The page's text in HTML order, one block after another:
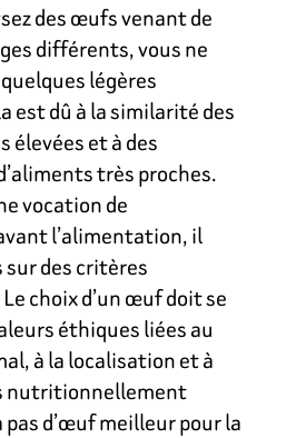
des œufs venant de
différents, vous ne
légères
est dû à la similarité des
élevées et à des
très proches.
vocation de
l’alimentation, il
sur des critères
choix d’un œuf doit se
éthiques liées au
à la localisation et à
nutritionnellement
pas d’œuf meilleur pour la